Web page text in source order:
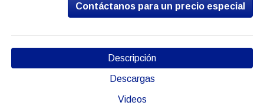
Contáctanos para un precio especial
Descripción
Descargas
Videos